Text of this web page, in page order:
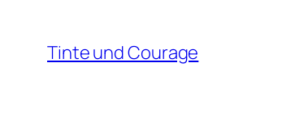
Inhalt
springen
Tinte und Courage